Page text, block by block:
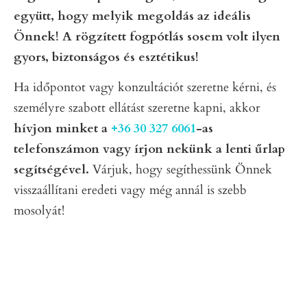
együtt, hogy melyik megoldás az ideális
Önnek! A rögzített fogpótlás sosem volt ilyen
gyors, biztonságos és esztétikus!
Ha időpontot vagy konzultációt szeretne kérni, és
személyre szabott ellátást szeretne kapni, akkor
hívjon minket a +36 30 327 6061-as
telefonszámon vagy írjon nekünk a lenti űrlap
segítségével. Várjuk, hogy segíthessünk Önnek
visszaállítani eredeti vagy még annál is szebb
mosolyát!